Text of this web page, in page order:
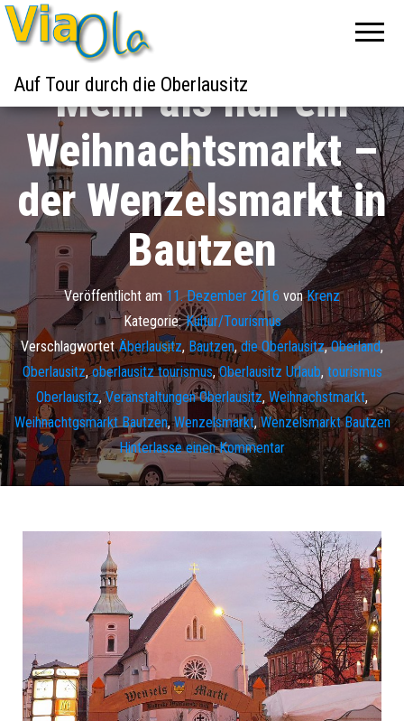
Auf Tour durch die Oberlausitz
Mehr als nur ein
Weihnachtsmarkt –
der Wenzelsmarkt in
Bautzen
Veröffentlicht am 11. Dezember 2016 vonKrenz
Kategorie: Kultur/Tourismus
Verschlagwortet Äberlausitz, Bautzen,die Oberlausitz,Oberland,
Oberlausitz,oberlausitz tourismus,Oberlausitz Urlaub, tourismus
Oberlausitz,Veranstaltungen Oberlausitz, Weihnachstmarkt,
Weihnachtgsmarkt Bautzen,Wenzelsmarkt,Wenzelsmarkt Bautzen
Hinterlasse einen Kommentar